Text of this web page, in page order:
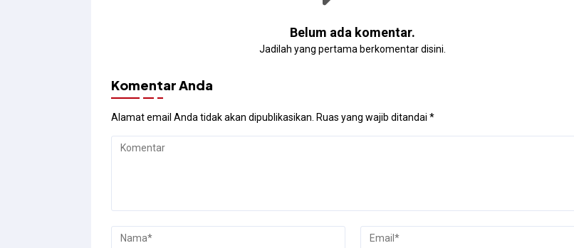
Belum ada komentar.
Jadilah yang pertama berkomentar disini.
Komentar Anda
Alamat email Anda tidak akan dipublikasikan. Ruas yang wajib ditandai *